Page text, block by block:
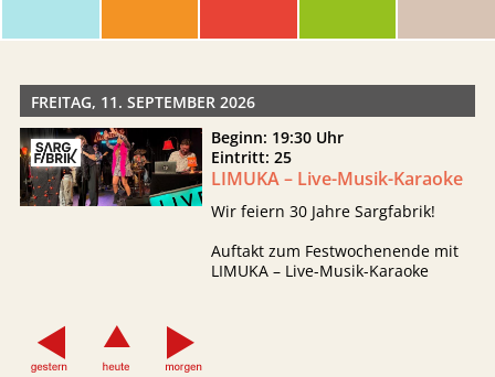
FREITAG, 11. SEPTEMBER 2026
Beginn: 19:30 Uhr
Eintritt: 25
LIMUKA – Live-Musik-Karaoke
Wir feiern 30 Jahre Sargfabrik!
Auftakt zum Festwochenende mit
LIMUKA – Live-Musik-Karaoke